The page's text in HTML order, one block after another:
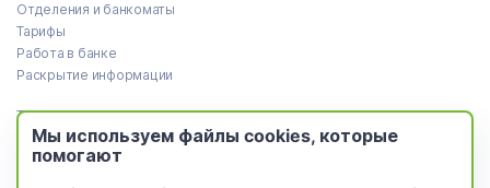
Отделения и банкоматы
Тарифы
Работа в банке
Раскрытие информации
Тендеры
Реализация имущества
Пресс-центр
Мы используем файлы cookies, которые
помогают